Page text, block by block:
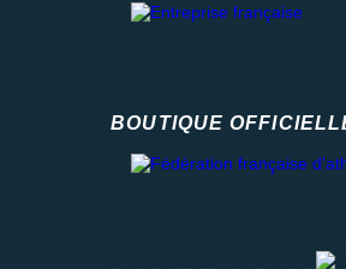
BOUTIQUE